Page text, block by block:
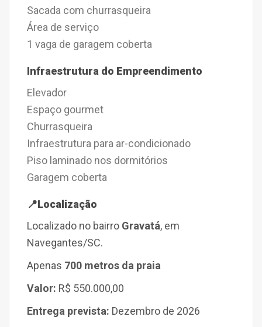
Sacada com churrasqueira
Área de serviço
1 vaga de garagem coberta
Infraestrutura do Empreendimento
Elevador
Espaço gourmet
Churrasqueira
Infraestrutura para ar-condicionado
Piso laminado nos dormitórios
Garagem coberta
📍Localização
Localizado no bairro Gravatá, em
Navegantes/SC.
Apenas 700 metros da praia
Valor: R$ 550.000,00
Entrega prevista: Dezembro de 2026